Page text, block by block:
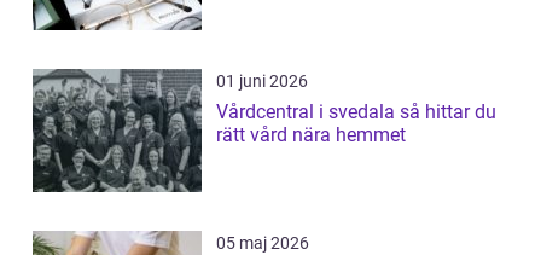
01 juni 2026
Vårdcentral i svedala så hittar du
rätt vård nära hemmet
05 maj 2026